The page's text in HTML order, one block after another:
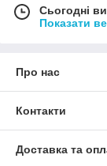
Сьогодні
Показати
Про нас
Контакти
Доставка та